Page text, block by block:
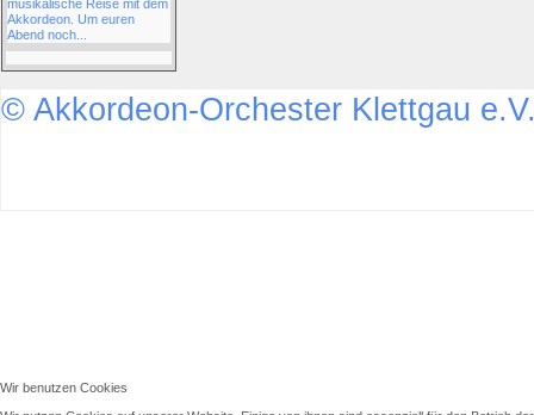
musikalische Reise mit dem
Akkordeon. Um euren
Abend noch...
© Akkordeon-Orchester Klettgau
Wir benutzen Cookies